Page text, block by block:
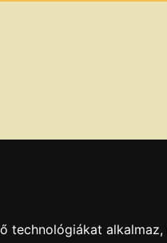
technológiákat